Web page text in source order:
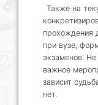
Также на
прохождения
при вузе,
экзаменов. Не
важное
зависит
нет.